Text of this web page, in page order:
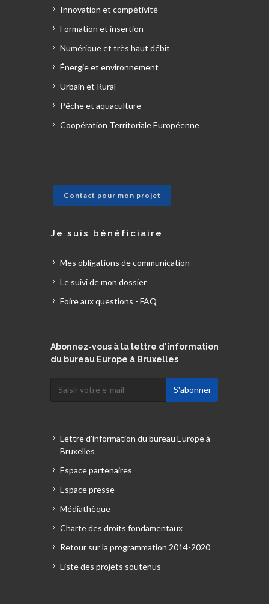
Innovation et compétivité
Formation et insertion
Numérique et très haut débit
Énergie et environnement
Urbain et Rural
Pêche et aquaculture
Coopération Territoriale Européenne
Contact pour mon projet
Je suis bénéficiaire
Mes obligations de communication
Le suivi de mon dossier
Foire aux questions - FAQ
Abonnez-vous à la lettre d'information
du bureau Europe à Bruxelles
Lettre d'information du bureau Europe à
Bruxelles
Espace partenaires
Espace presse
Médiathèque
Charte des droits fondamentaux
Retour sur la programmation 2014-2020
Liste des projets soutenus